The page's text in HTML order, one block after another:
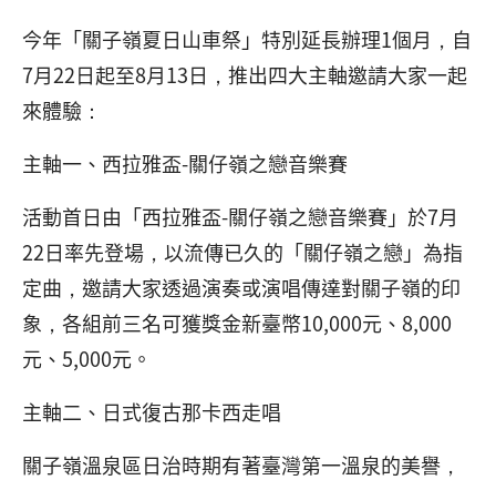
今年「關子嶺夏日山車祭」特別延長辦理1個月，自
7月22日起至8月13日，推出四大主軸邀請大家一起
來體驗：
主軸一、西拉雅盃-關仔嶺之戀音樂賽
活動首日由「西拉雅盃-關仔嶺之戀音樂賽」於7月
22日率先登場，以流傳已久的「關仔嶺之戀」為指
定曲，邀請大家透過演奏或演唱傳達對關子嶺的印
象，各組前三名可獲獎金新臺幣10,000元、8,000
元、5,000元。
主軸二、日式復古那卡西走唱
關子嶺溫泉區日治時期有著臺灣第一溫泉的美譽，